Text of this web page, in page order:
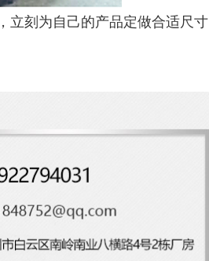
立刻为自己的产品定做合适尺寸